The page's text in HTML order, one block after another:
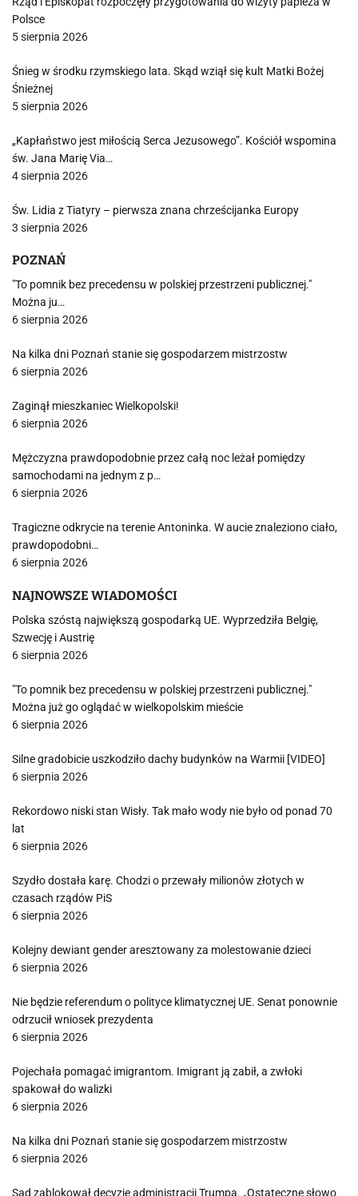
Polsce
5 sierpnia 2026
Śnieg w środku rzymskiego lata. Skąd wziął się kult Matki Bożej
Śnieżnej
5 sierpnia 2026
„Kapłaństwo jest miłością Serca Jezusowego”. Kościół wspomina
św. Jana Marię Via…
4 sierpnia 2026
Św. Lidia z Tiatyry – pierwsza znana chrześcijanka Europy
3 sierpnia 2026
POZNAŃ
"To pomnik bez precedensu w polskiej przestrzeni publicznej."
Można ju…
6 sierpnia 2026
Na kilka dni Poznań stanie się gospodarzem mistrzostw
6 sierpnia 2026
Zaginął mieszkaniec Wielkopolski!
6 sierpnia 2026
Mężczyzna prawdopodobnie przez całą noc leżał pomiędzy
samochodami na jednym z p…
6 sierpnia 2026
Tragiczne odkrycie na terenie Antoninka. W aucie znaleziono ciało,
prawdopodobni…
6 sierpnia 2026
NAJNOWSZE WIADOMOŚCI
Polska szóstą największą gospodarką UE. Wyprzedziła Belgię,
Szwecję i Austrię
6 sierpnia 2026
"To pomnik bez precedensu w polskiej przestrzeni publicznej."
Można już go oglądać w wielkopolskim mieście
6 sierpnia 2026
Silne gradobicie uszkodziło dachy budynków na Warmii [VIDEO]
6 sierpnia 2026
Rekordowo niski stan Wisły. Tak mało wody nie było od ponad 70
lat
6 sierpnia 2026
Szydło dostała karę. Chodzi o przewały milionów złotych w
czasach rządów PiS
6 sierpnia 2026
Kolejny dewiant gender aresztowany za molestowanie dzieci
6 sierpnia 2026
Nie będzie referendum o polityce klimatycznej UE. Senat ponownie
odrzucił wniosek prezydenta
6 sierpnia 2026
Pojechała pomagać imigrantom. Imigrant ją zabił, a zwłoki
spakował do walizki
6 sierpnia 2026
Na kilka dni Poznań stanie się gospodarzem mistrzostw
6 sierpnia 2026
Sąd zablokował decyzję administracji Trumpa. „Ostateczne słowo